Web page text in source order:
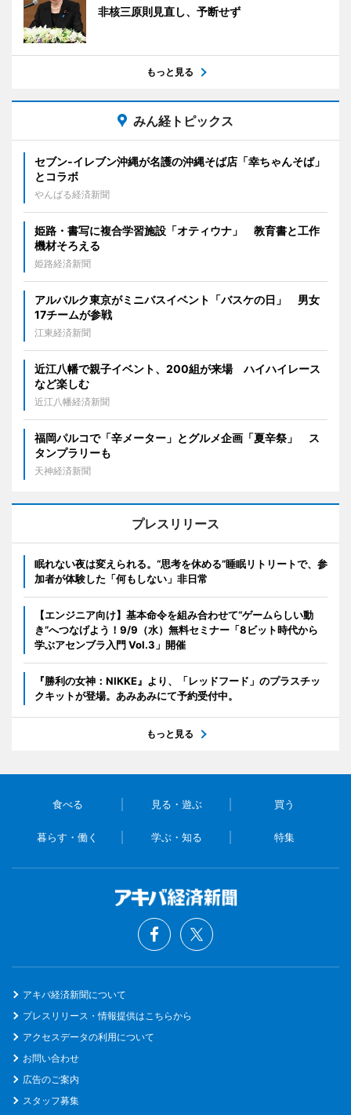
非核三原則見直し、予断せず
もっと見る
みん経トピックス
セブン‐イレブン沖縄が名護の沖縄そば店「幸ちゃんそば」
とコラボ
やんばる経済新聞
姫路・書写に複合学習施設「オティウナ」 教育書と工作
機材そろえる
姫路経済新聞
アルバルク東京がミニバスイベント「バスケの日」 男女
17チームが参戦
江東経済新聞
近江八幡で親子イベント、200組が来場 ハイハイレース
など楽しむ
近江八幡経済新聞
福岡パルコで「辛メーター」とグルメ企画「夏辛祭」 ス
タンプラリーも
天神経済新聞
プレスリリース
眠れない夜は変えられる。“思考を休める”睡眠リトリートで、参
加者が体験した「何もしない」非日常
【エンジニア向け】基本命令を組み合わせて“ゲームらしい動
き”へつなげよう！9/9（水）無料セミナー「8ビット時代から
学ぶアセンブラ入門 Vol.3」開催
『勝利の女神：NIKKE』より、「レッドフード」のプラスチッ
クキットが登場。あみあみにて予約受付中。
もっと見る
食べる 見る・遊ぶ 買う
暮らす・働く 学ぶ・知る 特集
アキバ経済新聞について
プレスリリース・情報提供はこちらから
アクセスデータの利用について
お問い合わせ
広告のご案内
スタッフ募集